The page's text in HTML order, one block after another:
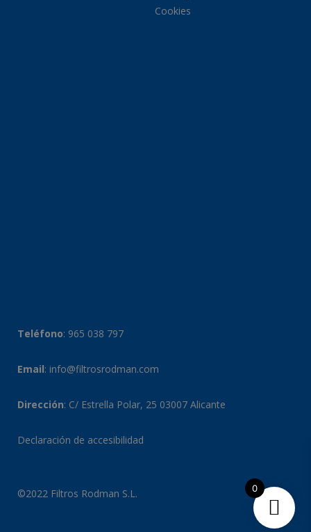
Cookies
Teléfono: 965 038 797
Email: info@filtrosrodman.com
Dirección: C/ Estrella Polar, 25 03007 Alicante
Declaración de accesibilidad
©2022 Filtros Rodman S.L. 0